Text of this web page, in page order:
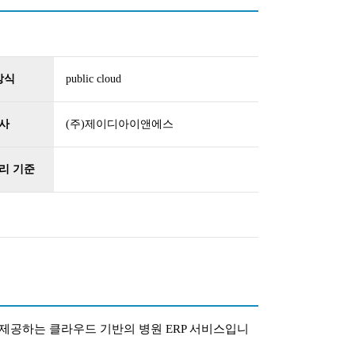
식 public cloud
(주)제이디아이앤에스
기준
하는 클라우드 기반의 병원 ERP 서비스입니